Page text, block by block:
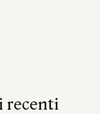
recenti